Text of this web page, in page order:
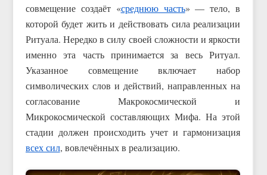
совмещение создаёт «среднюю часть» — тело, в
которой будет жить и действовать сила реализации
Ритуала. Нередко в силу своей сложности и яркости
именно эта часть принимается за весь Ритуал.
Указанное совмещение включает набор
символических слов и действий, направленных на
согласование Макрокосмической и
Микрокосмической составляющих Мифа. На этой
стадии должен происходить учет и гармонизация
всех сил, вовлечённых в реализацию.